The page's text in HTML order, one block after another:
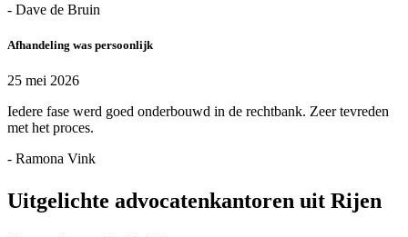
- Dave de Bruin
Afhandeling was persoonlijk
25 mei 2026
Iedere fase werd goed onderbouwd in de rechtbank. Zeer tevreden
met het proces.
- Ramona Vink
Uitgelichte advocatenkantoren uit Rijen